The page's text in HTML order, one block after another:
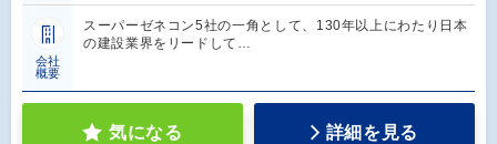
会社
概要
スーパーゼネコン5社の一角として、130年以上にわたり日本
の建設業界をリードして…
気になる 詳細を見る